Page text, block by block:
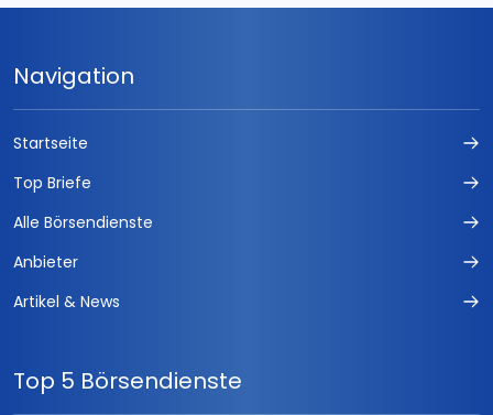
Navigation
Startseite
Top Briefe
Alle Börsendienste
Anbieter
Artikel & News
Top 5 Börsendienste